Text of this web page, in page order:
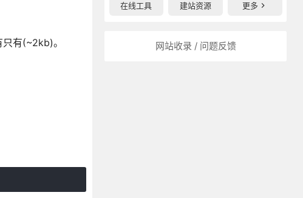
在线工具 建站资源 更多
网站收录 / 问题反馈
有(~2kb)。